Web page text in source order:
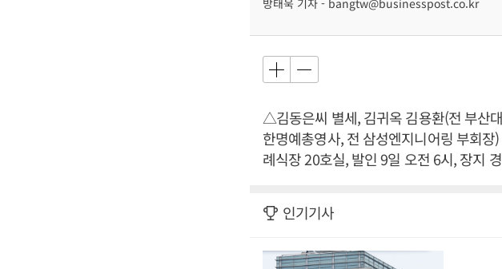
방태욱 기자 - bangtw@businesspost.co.kr
△김동은씨 별세, 김귀옥 김용환(전 부산
한명예총영사, 전 삼성엔지니어링 부회
례식장 20호실, 발인 9일 오전 6시, 장지
인기기사